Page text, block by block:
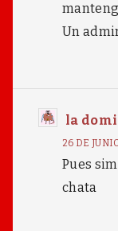
Un
la domi
26 DE
Pues
chata